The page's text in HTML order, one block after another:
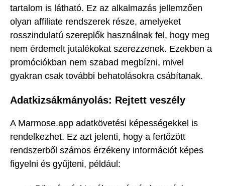
tartalom is látható. Ez az alkalmazás jellemzően
olyan affiliate rendszerek része, amelyeket
rosszindulatú szereplők használnak fel, hogy meg
nem érdemelt jutalékokat szerezzenek. Ezekben a
promóciókban nem szabad megbízni, mivel
gyakran csak további behatolásokra csábítanak.
Adatkizsákmányolás: Rejtett veszély
A Marmose.app adatkövetési képességekkel is
rendelkezhet. Ez azt jelenti, hogy a fertőzött
rendszerből számos érzékeny információt képes
figyelni és gyűjteni, például: